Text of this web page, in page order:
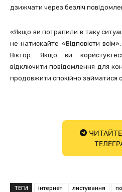
дзижчати через безліч
«Якщо ви потрапили в таку
не натискайте «Відповісти
Віктор. Якщо ви
відключити повідомлення для
продовжити спокійно займатися
ТЕГИ інтернет листування